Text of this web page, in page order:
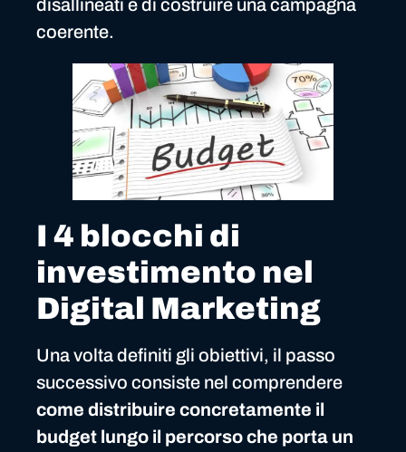
disallineati e di costruire una campagna
coerente.
I 4 blocchi di
investimento nel
Digital Marketing
Una volta definiti gli obiettivi, il passo
successivo consiste nel comprendere
come distribuire concretamente il
budget lungo il percorso che porta un